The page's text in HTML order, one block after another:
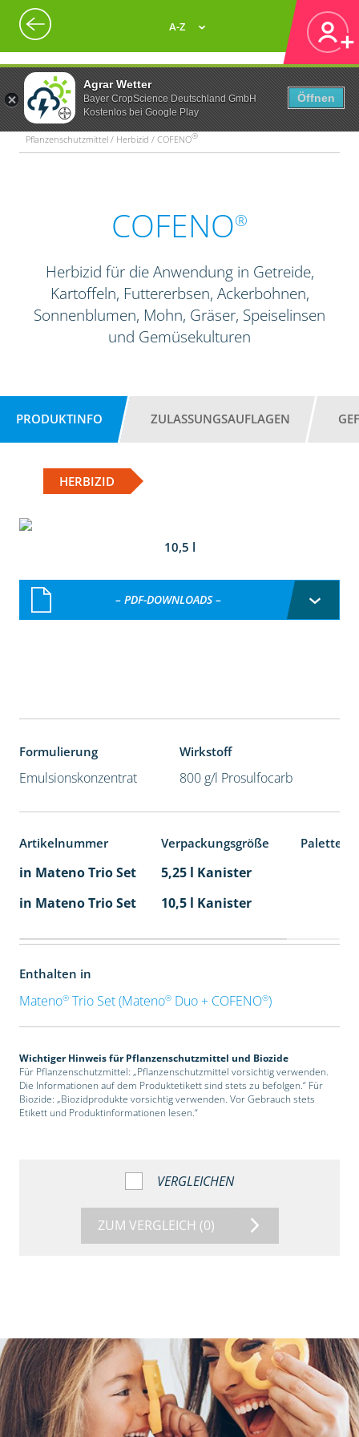
Agrar Wetter
Bayer CropScience Deutschland GmbH
Kostenlos bei Google Play
Öffnen
A-Z
Pflanzenschutzmittel / Herbizid / COFENO®
COFENO®
Herbizid für die Anwendung in Getreide,
Kartoffeln, Futtererbsen, Ackerbohnen,
Sonnenblumen, Mohn, Gräser, Speiselinsen
und Gemüsekulturen
PRODUKTINFO ZULASSUNGSAUFLAGEN
HERBIZID
10,5 l
– PDF-DOWNLOADS –
Formulierung
Emulsionskonzentrat
Wirkstoff
800 g/l Prosulfocarb
Artikelnummer Verpackungsgröße
in Mateno Trio Set
5,25 l Kanister
in Mateno Trio Set
10,5 l Kanister
Enthalten in
Mateno®Trio Set (Mateno®Duo + COFENO®)
Wichtiger Hinweis für Pflanzenschutzmittel und Biozide
Für Pflanzenschutzmittel: „Pflanzenschutzmittel vorsichtig verwenden.
Die Informationen auf dem Produktetikett sind stets zu befolgen.“ Für
Biozide: „Biozidprodukte vorsichtig verwenden. Vor Gebrauch stets
Etikett und Produktinformationen lesen.“
VERGLEICHEN
ZUM VERGLEICH (0)